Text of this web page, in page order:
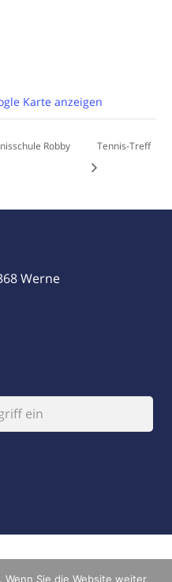
Karte anzeigen
Robby
Tennis-Treff
Werne
Sie die Website weiter